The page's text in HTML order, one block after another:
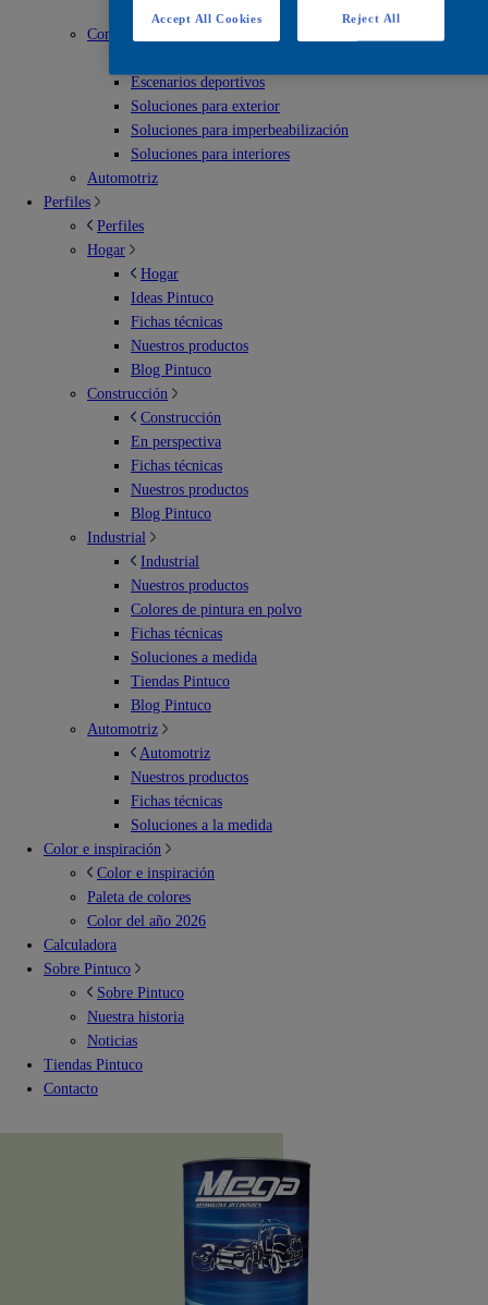
Solventes
Construcción
Escenarios deportivos
Soluciones para exterior
Soluciones para imperbeabilización
Soluciones para interiores
Automotriz
Perfiles
Perfiles
Hogar
Hogar
Ideas Pintuco
Fichas técnicas
Nuestros productos
Blog Pintuco
Construcción
Construcción
En perspectiva
Fichas técnicas
Nuestros productos
Blog Pintuco
Industrial
Industrial
Nuestros productos
Colores de pintura en polvo
Fichas técnicas
Soluciones a medida
Tiendas Pintuco
Blog Pintuco
Automotriz
Automotriz
Nuestros productos
Fichas técnicas
Soluciones a la medida
Color e inspiración
Color e inspiración
Paleta de colores
Color del año 2026
Calculadora
Sobre Pintuco
Sobre Pintuco
Nuestra historia
Noticias
Tiendas Pintuco
Contacto
Reject All
Accept All Cookies